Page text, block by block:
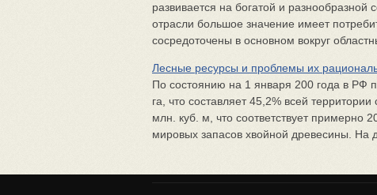
развивается на богатой и
отрасли большое значение имеет
сосредоточены в основном вокруг
Лесные ресурсы и проблемы их
По состоянию на 1 января 200 года в РФ
га, что составляет 45,2% всей
млн. куб. м, что соответствует примерно
мировых запасов хвойной древесины. На